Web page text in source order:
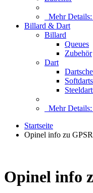
Mehr Details:
Billard & Dart
Billard
Queues
Zubehör
Dart
Softdarts
Mehr Details:
Startseite
Opinel info zu GPSR
Opinel info